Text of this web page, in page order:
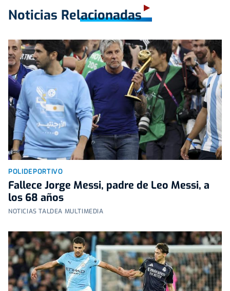
Noticias Relacionadas
POLIDEPORTIVO
Fallece Jorge Messi, padre de Leo Messi, a
los 68 años
NOTICIAS TALDEA MULTIMEDIA